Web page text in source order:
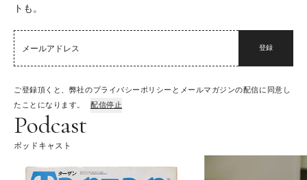
トも。
登録
ご登録頂くと、弊社のプライバシーポリシーとメールマガジンの配信に同意し
たことになります。
配信停止
Podcast
ポッドキャスト